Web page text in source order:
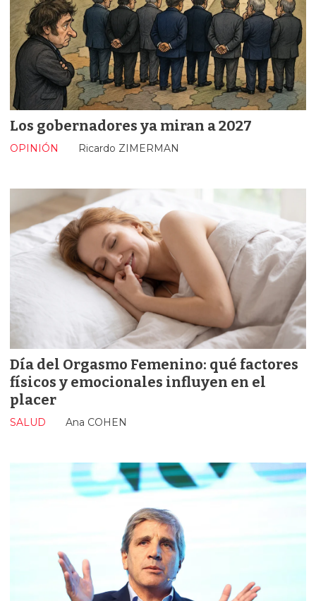
Los gobernadores ya miran a 2027
Ricardo ZIMERMAN
OPINIÓN
Día del Orgasmo Femenino: qué factores
físicos y emocionales influyen en el
placer
Ana COHEN
SALUD